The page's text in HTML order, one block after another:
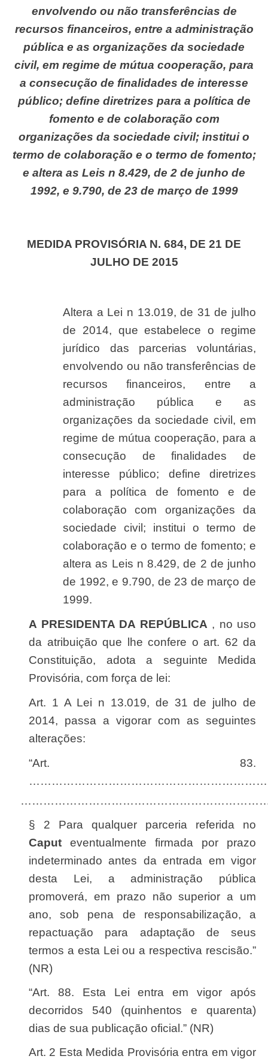
envolvendo ou não transferências de
recursos financeiros, entre a administração
pública e as organizações da sociedade
civil, em regime de mútua cooperação, para
a consecução de finalidades de interesse
público; define diretrizes para a política de
fomento e de colaboração com
organizações da sociedade civil; institui o
termo de colaboração e o termo de fomento;
e altera as Leis n 8.429, de 2 de junho de
1992, e 9.790, de 23 de março de 1999
MEDIDA PROVISÓRIA N. 684, DE 21 DE
JULHO DE 2015
Altera a Lei n 13.019, de 31 de julho
de 2014, que estabelece o regime
jurídico das parcerias voluntárias,
envolvendo ou não transferências de
recursos financeiros, entre a
administração pública e as
organizações da sociedade civil, em
regime de mútua cooperação, para a
consecução de finalidades de
interesse público; define diretrizes
para a política de fomento e de
colaboração com organizações da
sociedade civil; institui o termo de
colaboração e o termo de fomento; e
altera as Leis n 8.429, de 2 de junho
de 1992, e 9.790, de 23 de março de
1999.
A PRESIDENTA DA REPÚBLICA , no uso
da atribuição que lhe confere o art. 62 da
Constituição, adota a seguinte Medida
Provisória, com força de lei:
Art. 1 A Lei n 13.019, de 31 de julho de
2014, passa a vigorar com as seguintes
alterações:
“Art. 83.
§ 2 Para qualquer parceria referida no
caput eventualmente firmada por prazo
indeterminado antes da entrada em vigor
desta Lei, a administração pública
promoverá, em prazo não superior a um
ano, sob pena de responsabilização, a
repactuação para adaptação de seus
termos a esta Lei ou a respectiva rescisão.”
(NR)
“Art. 88. Esta Lei entra em vigor após
decorridos 540 (quinhentos e quarenta)
dias de sua publicação oficial.” (NR)
Art. 2 Esta Medida Provisória entra em vigor